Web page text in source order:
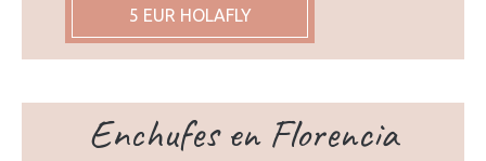
5 EUR HOLAFLY
Enchufes en Florencia